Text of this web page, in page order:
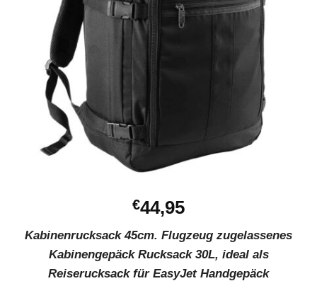
€44,95
Kabinenrucksack 45cm. Flugzeug zugelassenes
Kabinengepäck Rucksack 30L, ideal als
Reiserucksack für EasyJet Handgepäck